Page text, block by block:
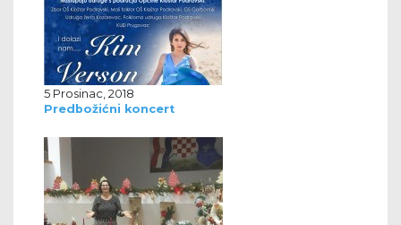
5 Prosinac, 2018
Predbožićni koncert